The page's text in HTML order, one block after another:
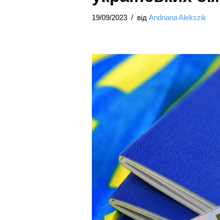
19/09/2023 від Andriana Alekszik